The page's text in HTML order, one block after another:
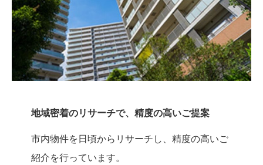
地域密着のリサーチで、精度の高いご提案
市内物件を日頃からリサーチし、精度の高いご
紹介を行っています。